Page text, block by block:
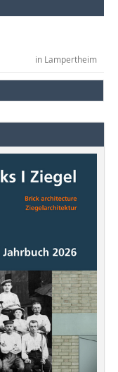
in Lampertheim